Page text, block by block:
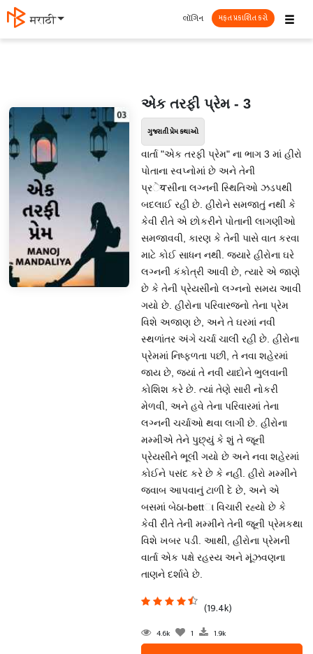
मराठी ☰
લૉગિન મફત પ્રકાશિત કરો
એક તરફી પ્રેમ - 3
ગુજરાતી પ્રેમ કથાઓ
વાર્તા "એક તરફી પ્રેમ" ના ભાગ 3 માં હીરો
પોતાના સ્વપ્નોમાં છે અને તેની
પ્રेयસીના લગ્નની સ્થિતિઓ ઝડપથી
બદલાઈ રહી છે. હીરોને સમજાતું નથી કે
કેવી રીતે એ છોકરીને પોતાની લાગણીઓ
સમજાવવી, કારણ કે તેની પાસે વાત કરવા
માટે કોઈ સાધન નથી. જ્યારે હીરોના ઘરે
લગ્નની કંકોત્રી આવી છે, ત્યારે એ જાણે
છે કે તેની પ્રેયસીનો લગ્નનો સમય આવી
ગયો છે. હીરોના પરિવારજનો તેના પ્રેમ
વિશે અજાણ છે, અને તે ઘરમાં નવી
સ્થળાંતર અંગે ચર્ચા ચાલી રહી છે. હીરોના
પ્રેમમાં નિષ્ફળતા પછી, તે નવા શહેરમાં
જાય છે, જ્યાં તે નવી યાદોને ભુલવાની
કોશિશ કરે છે. ત્યાં તેણે સારી નોકરી
મેળવી, અને હવે તેના પરિવારમાં તેના
લગ્નની ચર્ચાઓ થવા લાગી છે. હીરોના
મમ્મીએ તેને પુછ્યું કે શું તે જૂની
પ્રેયસીને ભૂલી ગયો છે અને નવા શહેરમાં
કોઈને પસંદ કરે છે કે નહીં. હીરો મમ્મીને
જવાબ આપવાનું ટાળી દે છે, અને એ
બસમાં બેઠા-bettા વિચારી રહ્યો છે કે
કેવી રીતે તેની મમ્મીને તેની જૂની પ્રેમકથા
વિશે ખબર પડી. આથી, હીરોના પ્રેમની
વાર્તા એક પક્ષે રહસ્ય અને મૂંઝવણના
તાણને દર્શાવે છે.
(19.4k)
4.6k 1 1.9k